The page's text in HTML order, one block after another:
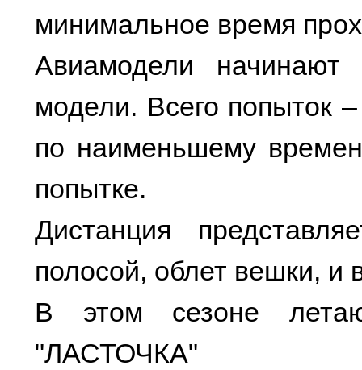
минимальное время
Авиамодели
модели. Всего попыток
по наименьшему
попытке.
Дистанция
полосой, облет вешки, и
В этом сезоне
"ЛАСТОЧКА"